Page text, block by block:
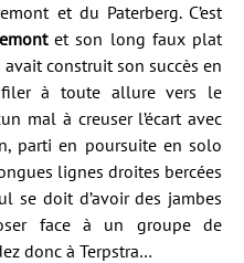
et du Paterberg. C’est
et son long faux plat
construit son succès en
à toute allure vers le
mal à creuser l’écart avec
parti en poursuite en solo
lignes droites bercées
se doit d’avoir des jambes
face à un groupe de
donc à Terpstra…